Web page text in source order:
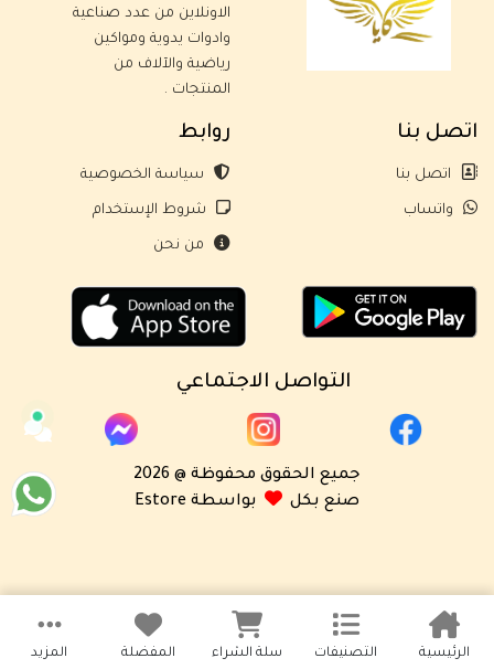
الرئيسية التصنيفات سلة الشراء المفضلة المزيد
الاونلاين من عدد صناعية
وادوات يدوية ومواكين
رياضية والآلاف من
المنتجات .
اتصل بنا
اتصل بنا
واتساب
روابط
سياسة الخصوصية
شروط الإستخدام
من نحن
التواصل الاجتماعي
جميع الحقوق محفوظة @ 2026
صنع بكل
بواسطة Estore